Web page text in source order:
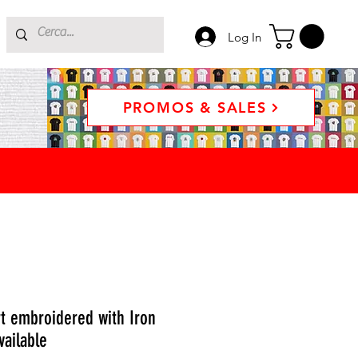
Log In
PROMOS & SALES
embroidered with Iron